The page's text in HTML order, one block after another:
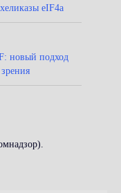
eIF4a
новый подход